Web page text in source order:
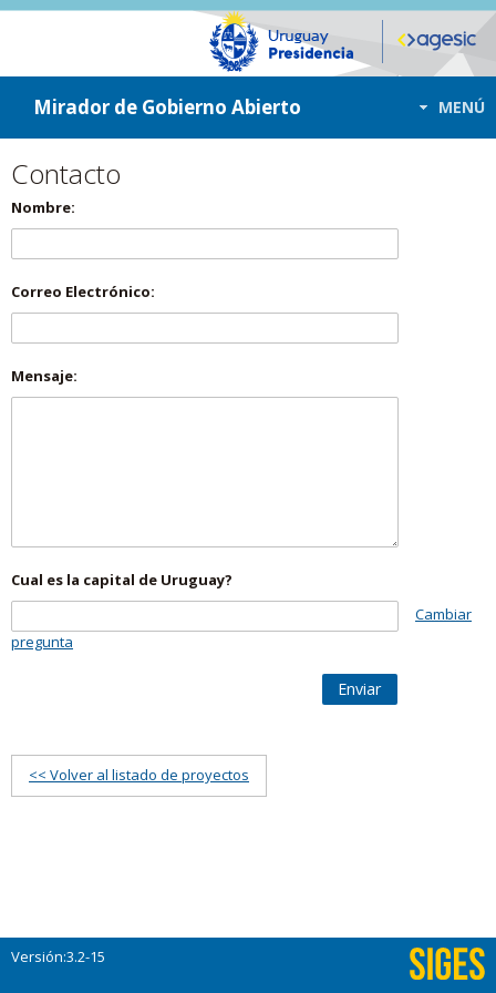
ir a contenido
ir al menú
Mirador de Gobierno Abierto MENÚ
Contacto
Nombre:
Correo Electrónico:
Mensaje:
Cual es la capital de Uruguay?
Cambiar
pregunta
Enviar
<< Volver al listado de proyectos
Versión:3.2-15